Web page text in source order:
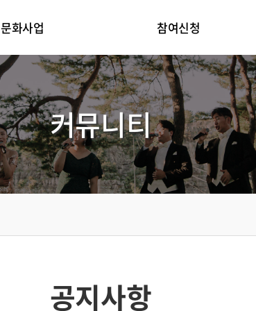
문화사업 참여신청
커뮤니티
공지사항